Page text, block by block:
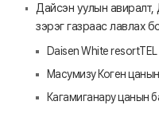
Дайсэн уулын
зэрэг газраас лавлах
Daisen White resort
Масумизу Коген
Кагамиганару цанын